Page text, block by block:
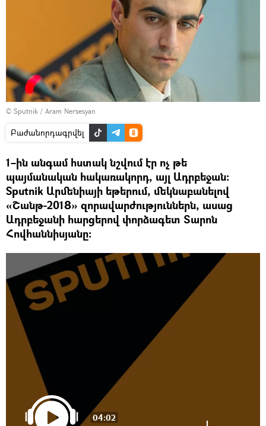
© Sputnik / Aram Nersesyan
Բաժանորդագրվել
1–ին անգամ հստակ նշվում էր ոչ թե
պայմանական հակառակորդ, այլ Ադրբեջան։
Sputnik Արմենիայի եթերում, մեկնաբանելով
«Շանթ-2018» զորավարժություններն, ասաց
Ադրբեջանի հարցերով փորձագետ Տարոն
Հովհաննիսյանը։
04:02